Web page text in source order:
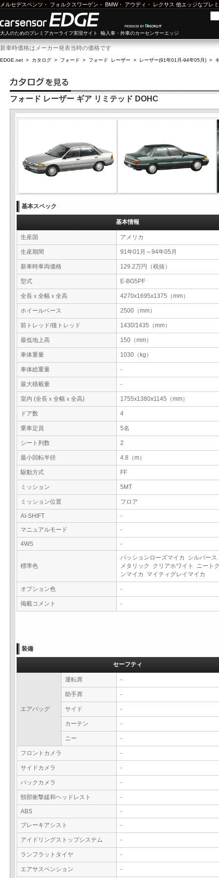
メルセデスベンツ ・ フォルクスワーゲン ・ BMW・ アウディ ・ レクサス 他エッジなプレ
大人のためのプレミアカーライフ実現サイト 輸入車・外車のカーセンサーエッジ
新車時価格はメーカー発表当時の価格です
EDGE.net > カタログ > フォード > フォード レーザー > レーザー(91年01月-94年05月) >
フォード レーザー ギア リミテッド DOHC
基本スペック
基本情報
生産国 アメリカ
生産期間 91年01月～94年05月
新車時車両価格 129.2万円（税抜）
型式 E-BG5PF
全長ｘ全幅ｘ全高 4270x1695x1375（mm）
ホイールベース 2500（mm）
前トレッド/後トレッド 1430/1435（mm）
最低地上高 150（mm）
車体重量 1030（kg）
車体総重量 -
最大積載量 -
室内 (全長ｘ全幅ｘ全高) 1755x1380x1145（mm）
ドア数 4
乗車定員 5名
シート列数 2
最小回転半径 4.8（m）
駆動方式 FF
ミッション 5MT
ミッション位置 フロア
AI-SHIFT
-
マニュアルモード
-
4WS -
標準色
パッションローズマイカ シルバース
メタリック クリアホワイト ニート
ンマイカ マイティグレイマイカ
オプション色 -
掲載コメント -
装備
セーフティ
エアバッグ
運転席 -
助手席 -
サイド -
カーテン -
ニー -
フロントカメラ -
サイドカメラ -
バックカメラ -
頸部衝撃緩和ヘッドレスト -
ABS
-
ブレーキアシスト
-
アイドリングストップシステム -
ランフラットタイヤ -
エアサスペンション -